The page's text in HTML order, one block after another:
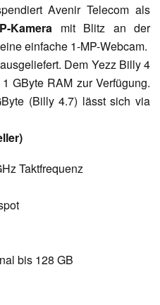
Avenir Telecom als
Kamera mit Blitz an der
einfache 1-MP-Webcam.
ausgeliefert. Dem Yezz Billy 4
GByte RAM zur Verfügung.
(Billy 4.7) lässt sich via
Taktfrequenz
bis 128 GB